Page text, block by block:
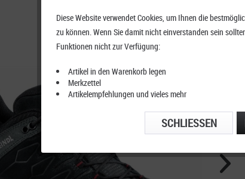
Diese Website verwendet Cookies, um Ihnen die
zu können. Wenn Sie damit nicht einverstanden sein
Funktionen nicht zur Verfügung:
Artikel in den Warenkorb legen
Merkzettel
Artikelempfehlungen und vieles mehr
SCHLIESSEN